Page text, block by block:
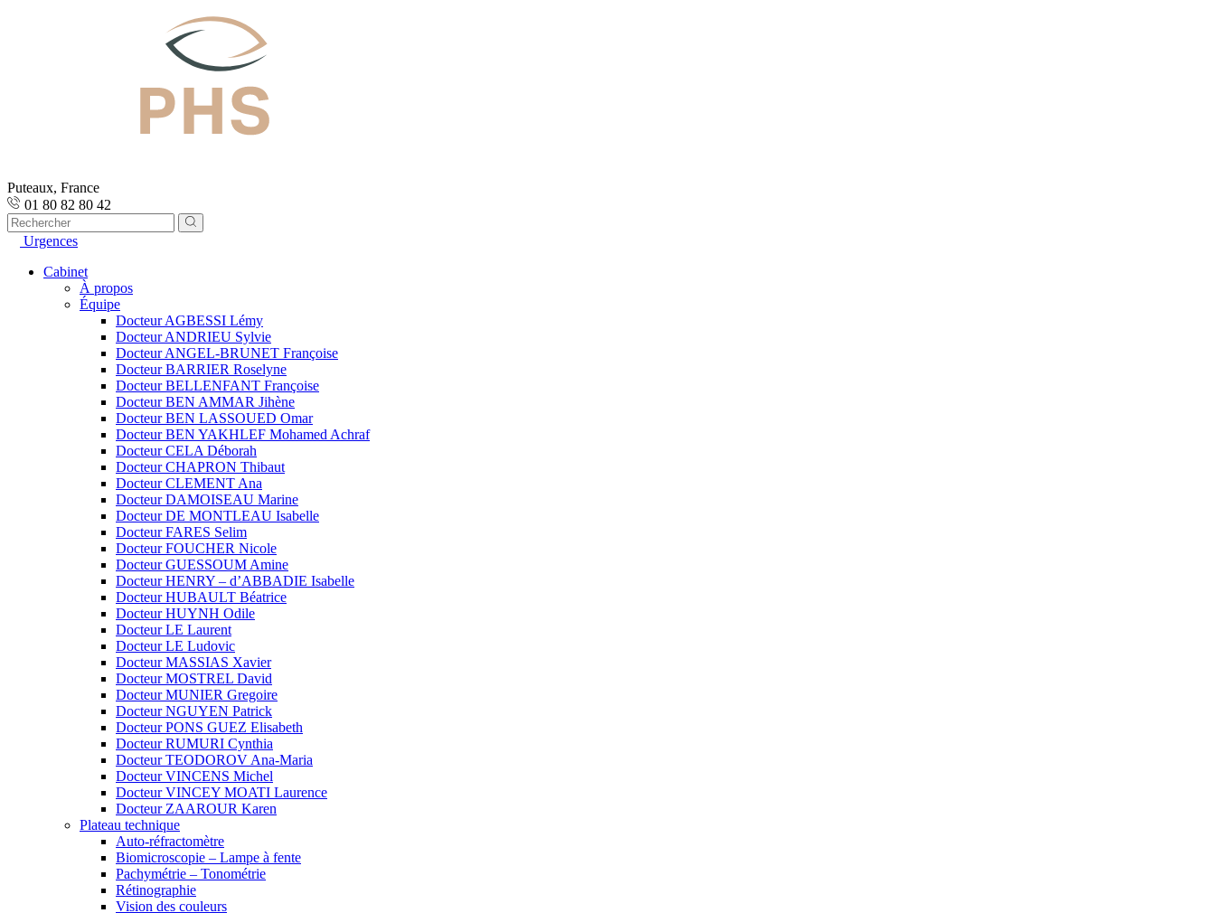
Puteaux, France
01 80 82 80 42
Urgences
Cabinet
À propos
Équipe
Docteur AGBESSI Lémy
Docteur ANDRIEU Sylvie
Docteur ANGEL-BRUNET Françoise
Docteur BARRIER Roselyne
Docteur BELLENFANT Françoise
Docteur BEN AMMAR Jihène
Docteur BEN LASSOUED Omar
Docteur BEN YAKHLEF Mohamed Achraf
Docteur CELA Déborah
Docteur CHAPRON Thibaut
Docteur CLEMENT Ana
Docteur DAMOISEAU Marine
Docteur DE MONTLEAU Isabelle
Docteur FARES Selim
Docteur FOUCHER Nicole
Docteur GUESSOUM Amine
Docteur HENRY – d’ABBADIE Isabelle
Docteur HUBAULT Béatrice
Docteur HUYNH Odile
Docteur LE Laurent
Docteur LE Ludovic
Docteur MASSIAS Xavier
Docteur MOSTREL David
Docteur MUNIER Gregoire
Docteur NGUYEN Patrick
Docteur PONS GUEZ Elisabeth
Docteur RUMURI Cynthia
Docteur TEODOROV Ana-Maria
Docteur VINCENS Michel
Docteur VINCEY MOATI Laurence
Docteur ZAAROUR Karen
Plateau technique
Auto-réfractomètre
Biomicroscopie – Lampe à fente
Pachymétrie – Tonométrie
Rétinographie
Vision des couleurs